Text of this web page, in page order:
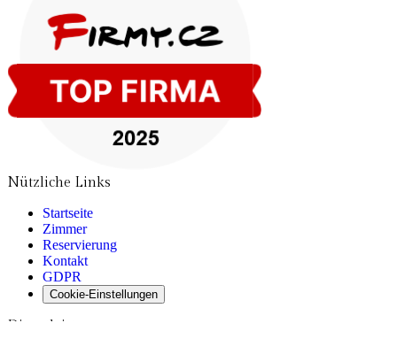
Nützliche Links
Startseite
Zimmer
Reservierung
Kontakt
GDPR
Cookie-Einstellungen
Dienstleistungen